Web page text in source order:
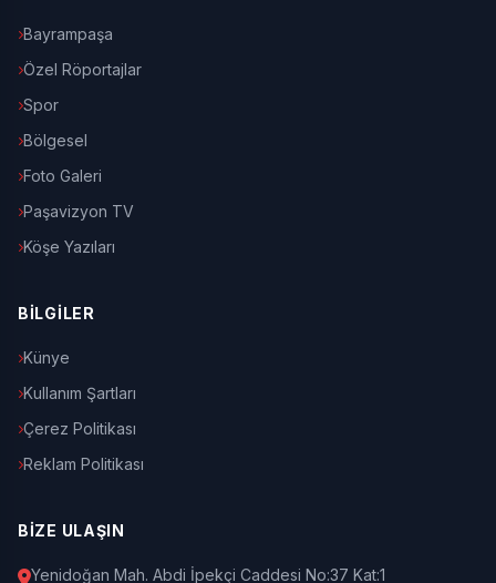
Bayrampaşa
Özel Röportajlar
Spor
Bölgesel
Foto Galeri
Paşavizyon TV
Köşe Yazıları
BİLGİLER
Künye
Kullanım Şartları
Çerez Politikası
Reklam Politikası
BİZE ULAŞIN
Yenidoğan Mah. Abdi İpekçi Caddesi No:37 Kat:1